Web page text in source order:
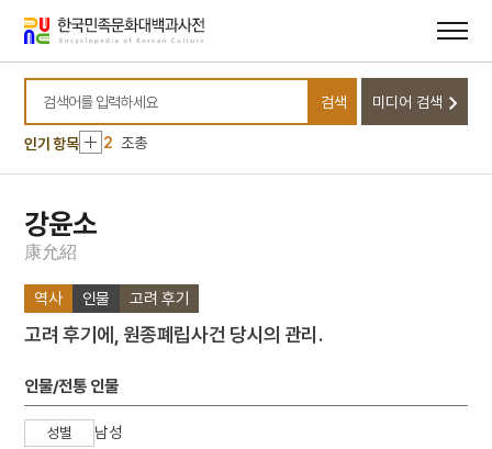
바로가기
바로가기
검색어를 입력하세요
검색 미디어 검색
인기 항목
10 무명
1 금성대군
2 조총
3 뱀
7
개성 경천사지 십층석탑
8
달서구
10 무명
1
금성대군
강윤소
康允紹
역사 인물 고려 후기
고려 후기에, 원종폐립사건 당시의 관리.
인물/전통 인물
성별 남성